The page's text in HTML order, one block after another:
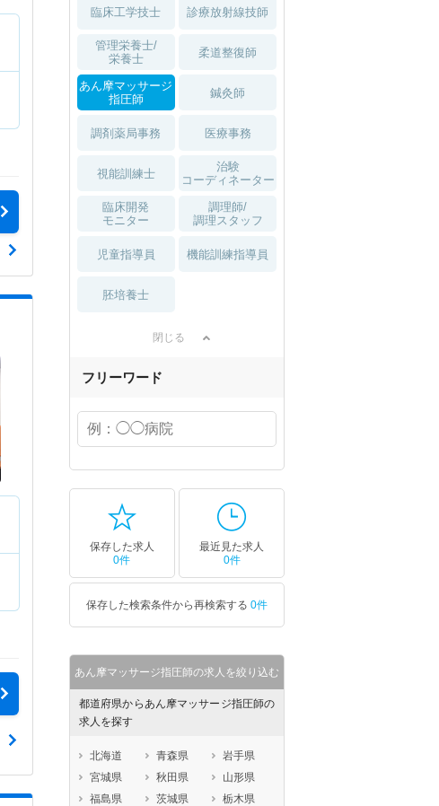
臨床工学技士 診療放射線技師
管理栄養士/
栄養士
柔道整復師
あん摩マッサージ
指圧師
鍼灸師
調剤薬局事務 医療事務
視能訓練士
治験
コーディネーター
臨床開発
モニター
調理師/
調理スタッフ
児童指導員 機能訓練指導員
胚培養士
閉じる
フリーワード
保存した求人
0件
最近見た求人
0件
保存した検索条件から再検索する 0件
あん摩マッサージ指圧師の求人を絞り込む
都道府県からあん摩マッサージ指圧師の
求人を探す
北海道 青森県
岩手県
宮城県
秋田県
山形県
福島県
茨城県
栃木県